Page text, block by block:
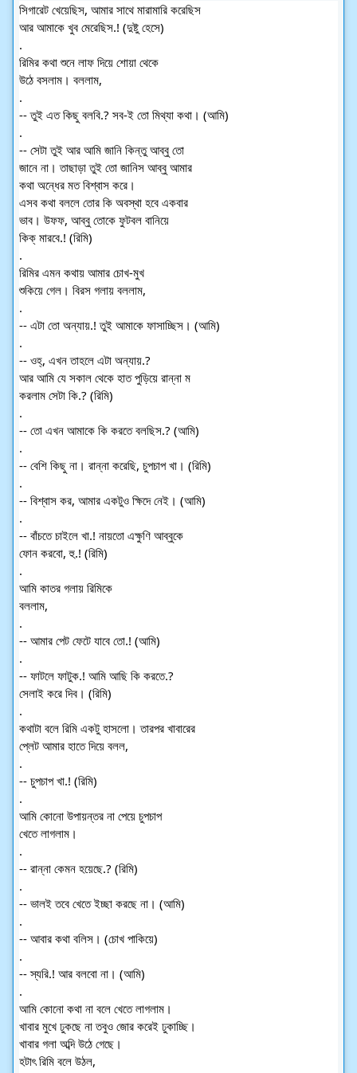
সিগারেট খেয়েছিস, আমার সাথে মারামারি করেছিস
আর আমাকে খুব মেরেছিস.! (দুষ্টু হেসে)
.
রিমির কথা শুনে লাফ দিয়ে শোয়া থেকে
উঠে বসলাম। বললাম,
.
-- তুই এত কিছু বলবি.? সব-ই তো মিথ্যা কথা। (আমি)
.
-- সেটা তুই আর আমি জানি কিন্তু আব্বু তো
জানে না। তাছাড়া তুই তো জানিস আব্বু আমার
কথা অন্ধের মত বিশ্বাস করে।
এসব কথা বললে তোর কি অবস্থা হবে একবার
ভাব। উফফ, আব্বু তোকে ফুটবল বানিয়ে
কিক্ মারবে.! (রিমি)
.
রিমির এমন কথায় আমার চোখ-মুখ
শুকিয়ে গেল। বিরস গলায় বললাম,
.
-- এটা তো অন্যায়.! তুই আমাকে ফাসাচ্ছিস। (আমি)
.
-- ওহ্, এখন তাহলে এটা অন্যায়.?
আর আমি যে সকাল থেকে হাত পুড়িয়ে রান্না ম
করলাম সেটা কি.? (রিমি)
.
-- তো এখন আমাকে কি করতে বলছিস.? (আমি)
.
-- বেশি কিছু না। রান্না করেছি, চুপচাপ খা। (রিমি)
.
-- বিশ্বাস কর, আমার একটুও ক্ষিদে নেই। (আমি)
.
-- বাঁচতে চাইলে খা.! নায়তো এক্ষুণি আব্বুকে
ফোন করবো, হু.! (রিমি)
.
আমি কাতর গলায় রিমিকে
বললাম,
.
-- আমার পেট ফেটে যাবে তো.! (আমি)
.
-- ফাটলে ফাটুক.! আমি আছি কি করতে.?
সেলাই করে দিব। (রিমি)
.
কথাটা বলে রিমি একটু হাসলো। তারপর খাবারের
প্লেট আমার হাতে দিয়ে বলল,
.
-- চুপচাপ খা.! (রিমি)
.
আমি কোনো উপায়ন্তর না পেয়ে চুপচাপ
খেতে লাগলাম।
.
-- রান্না কেমন হয়েছে.? (রিমি)
.
-- ভালই তবে খেতে ইচ্ছা করছে না। (আমি)
.
-- আবার কথা বলিস। (চোখ পাকিয়ে)
.
-- স্যরি.! আর বলবো না। (আমি)
.
আমি কোনো কথা না বলে খেতে লাগলাম।
খাবার মুখে ঢুকছে না তবুও জোর করেই ঢুকাচ্ছি।
খাবার গলা অব্দি উঠে গেছে।
হটাৎ রিমি বলে উঠল,